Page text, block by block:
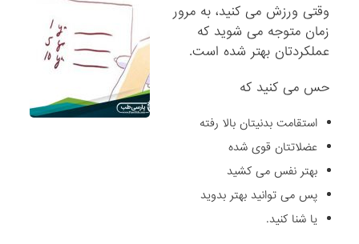
وقتی ورزش می کنید، به مرور
زمان متوجه می شوید که
عملکردتان بهتر شده است.
حس می کنید که
استقامت بدنیتان بالا رفته
عضلاتتان قوی شده
بهتر نفس می کشید
پس می توانید بهتر بدوید
یا شنا کنید.